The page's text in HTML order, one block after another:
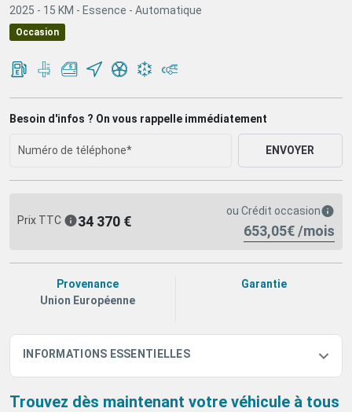
2025 - 15 KM - Essence - Automatique
Occasion
Besoin d'infos ? On vous rappelle immédiatement
ENVOYER
Prix TTC 34 370 €
ou Crédit occasion
653,05€ /mois
Provenance
Union Européenne
Garantie
INFORMATIONS ESSENTIELLES
Trouvez dès maintenant votre véhicule à tous